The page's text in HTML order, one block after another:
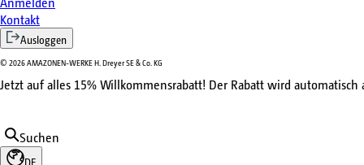
Kontakt
Ausloggen
© 2026AMAZONEN-WERKE H. Dreyer SE & Co. KG
Jetzt auf alles 15% Willkommensrabatt! Der Rabatt wird automatisch
Suchen
DE